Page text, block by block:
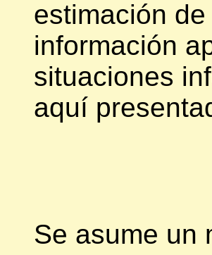
estimación
información
situaciones
aquí
Se asume un